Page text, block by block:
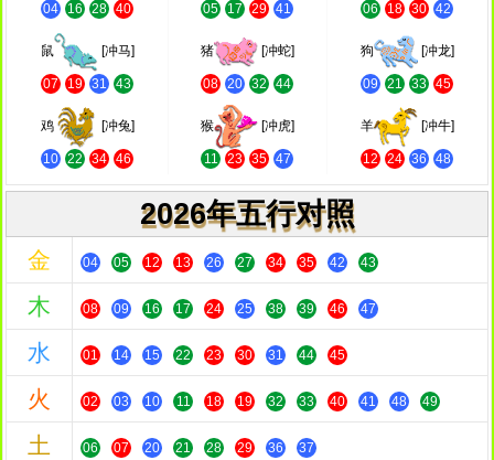
04 16 28 40 05 17 29 41 06 18 30 42
鼠 [冲马]
07 19 31 43
猪 [冲蛇]
08 20 32 44
狗 [冲龙]
09 21 33 45
鸡 [冲兔]
10 22 34 46
猴 [冲虎]
11 23 35 47
羊 [冲牛]
12 24 36 48
2026年五行对照
金 04 05 12 13 26 27 34 35 42 43
木 08 09 16 17 24 25 38 39 46 47
水 01 14 15 22 23 30 31 44 45
火 02 03 10 11 18 19 32 33 40 41 48 49
土 06 07 20 21 28 29 36 37